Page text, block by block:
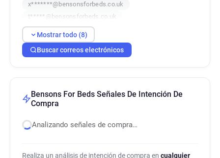
x*******@bensonsforbeds.co.uk
t*****@bensonsforbeds.co.uk
s*********@bensonsforbeds.co.uk
w***********@bensonsforbeds.co.uk
v*********@bensonsforbeds.co.uk
Mostrar todo (8)
Buscar correos electrónicos
Bensons For Beds Señales De Intención De
Compra
Analizando señales de compra…
Realiza un análisis de intención de compra en cualquier